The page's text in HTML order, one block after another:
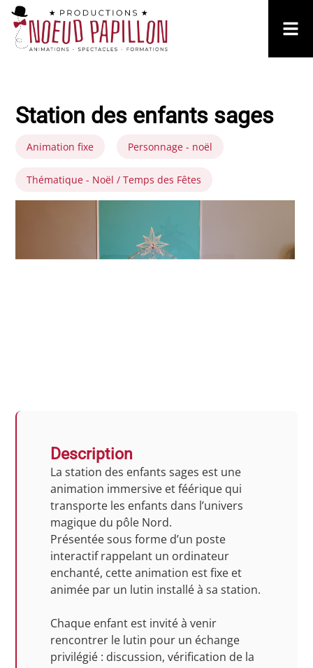
Station des enfants sages
Animation fixe Personnage - noël
Thématique - Noël / Temps des Fêtes
Description
La station des enfants sages est une
animation immersive et féérique qui
transporte les enfants dans l’univers
magique du pôle Nord.
Présentée sous forme d’un poste
interactif rappelant un ordinateur
enchanté, cette animation est fixe et
animée par un lutin installé à sa station.
Chaque enfant est invité à venir
rencontrer le lutin pour un échange
privilégié : discussion, vérification de la